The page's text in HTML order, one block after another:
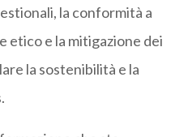
la conformità a
etico e la mitigazione dei
la sostenibilità e la